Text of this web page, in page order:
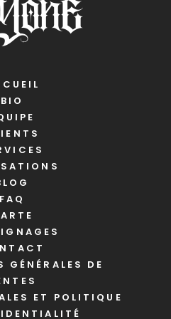
BIO
FAQ
DE
ET POLITIQUE